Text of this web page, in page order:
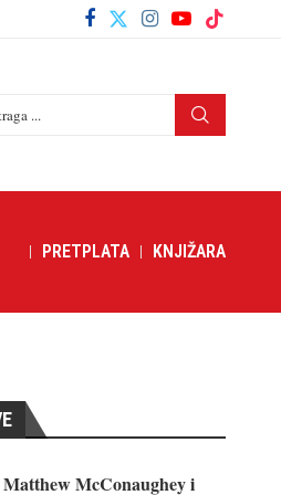
PRETPLATA KNJIŽARA
Matthew McConaughey i